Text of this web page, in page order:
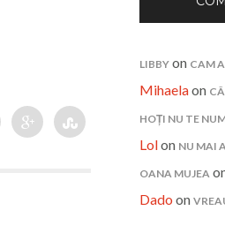
LIBBY on CAM
Mihaelaon
HOȚI NU TE
Lolon NU MAI
OANA MUJEA
Dado on